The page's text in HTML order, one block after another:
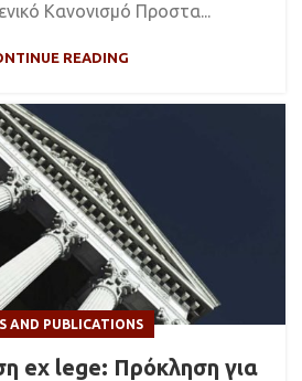
Κανονισμό Προστα...
READING
AND PUBLICATIONS
ex lege: Πρόκληση για